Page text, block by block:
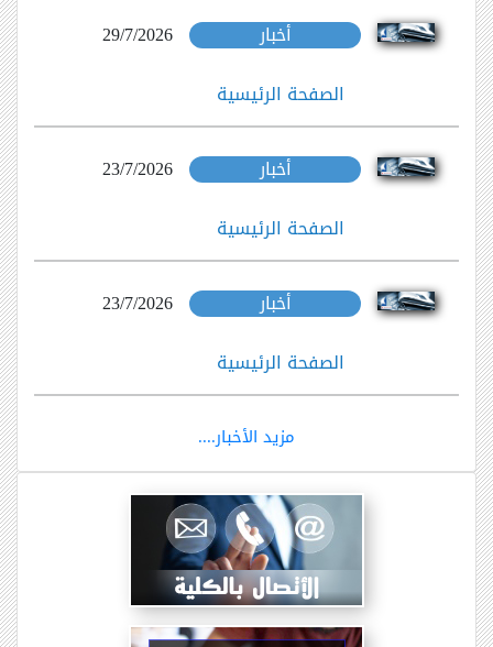
أخبار وفعاليات الكلية
أخبار
5/8/2026
فعاليات اليوم الاول من المدرسة الصيفية
2026
الصفحة الرئيسية
أخبار
23/7/2026
الصفحة الرئيسية
أخبار
23/7/2026